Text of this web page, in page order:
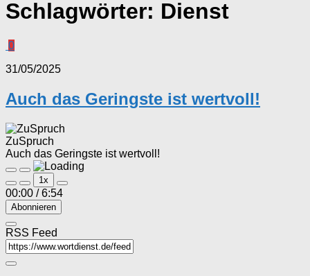
Schlagwörter: Dienst
0
31/05/2025
Auch das Geringste ist wertvoll!
ZuSpruch
Auch das Geringste ist wertvoll!
Play
Episode
Pause
Episode
1x
00:00 / 6:54
Abonnieren
RSS Feed